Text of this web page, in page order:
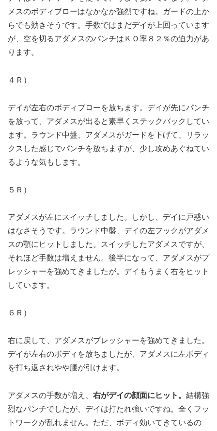
メスのボディブローはなかなか強烈ですね。ガードの上か
らでも効きそうです。手数ではまだデイが上回っています
が、空を切るアダメスのパンチはＫＯ率８２％の迫力があ
ります。
４Ｒ）
デイが左右のボディブローを放ちます。デイが先にパンチ
を放って、アダメスが出ると素早くステックバックしてい
ます。ラウンド中盤、アダメスがガードを下げて、リラッ
クスした感じでパンチを放ちますが、少し攻めあぐねてい
るような気もします。
５Ｒ）
アダメスが左にスイッチしました。しかし、デイに戸惑い
はなさそうです。ラウンド中盤、デイの左フックがアダメ
スの顎にヒットしました。スイッチしたアダメスですが、
それほど手数は増えません。後半になって、アダメスがプ
レッシャーを強めてきましたが。デイもうまく右をヒット
しています。
６Ｒ）
右に戻して、アダメスがプレッシャーを強めてきました。
デイが左右のボディを放ちましたが、アダメスに左ボディ
を打ち返されやや腰が引けます。
アダメスの手数が増え、 右がデイの顔面にヒット。 結構強
烈なパンチでしたが、デイは打たれ強いですね。全くフッ
トワークが乱れません。ただ、ボディ効いてきているの